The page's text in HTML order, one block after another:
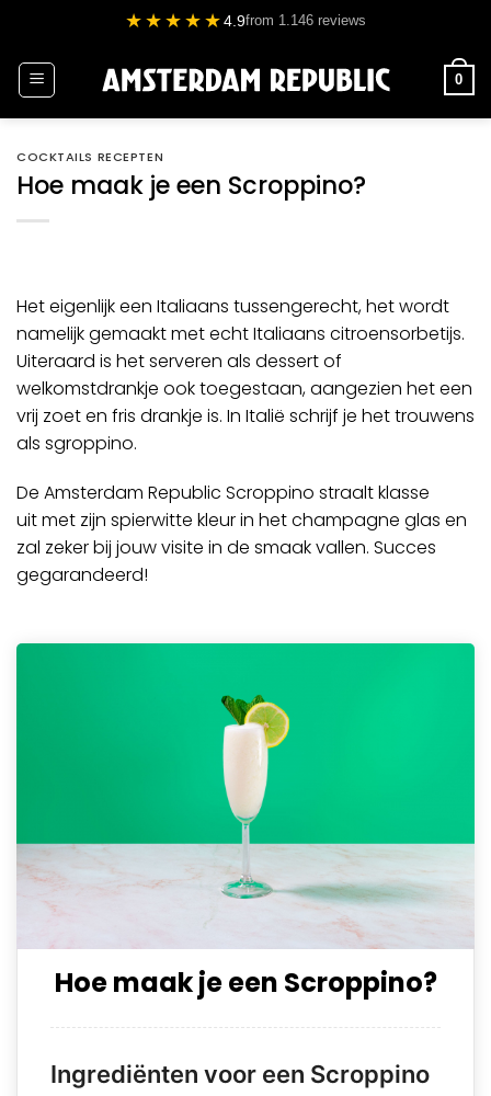
inhoud
★★★★★4.9from 1.146 reviews
0
COCKTAILS RECEPTEN
Hoe maak je een Scroppino?
Het eigenlijk een Italiaans tussengerecht, het wordt
namelijk gemaakt met echt Italiaans citroensorbetijs.
Uiteraard is het serveren als dessert of
welkomstdrankje ook toegestaan, aangezien het een
vrij zoet en fris drankje is. In Italië schrijf je het trouwens
als sgroppino.
De Amsterdam Republic Scroppino straalt klasse
uit met zijn spierwitte kleur in het champagne glas en
zal zeker bij jouw visite in de smaak vallen. Succes
gegarandeerd!
Hoe maak je een Scroppino?
Ingrediënten voor een Scroppino